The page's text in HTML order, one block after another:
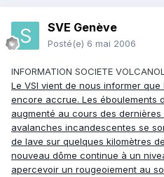
SVE Genève
Posté(e) 6 mai 2006
INFORMATION SOCIETE
Le VSI vient de nous informer
encore accrue. Les éboulements
augmenté au cours des
avalanches incandescentes se
de lave sur quelques kilomètres
nouveau dôme continue à un
apercevoir un rougeoiement au